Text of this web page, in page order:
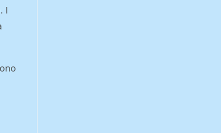
I